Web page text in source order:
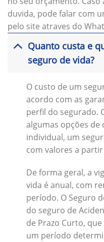
duvida, pode falar com
pelo site atraves do
Quanto custa e
seguro de vida?
O custo de um
acordo com as
perfil do segurado.
algumas opções
individual, um
com valores a
De forma geral, a
vida é anual, com
período. O Seguro
do seguro de
de Prazo Curto,
um período